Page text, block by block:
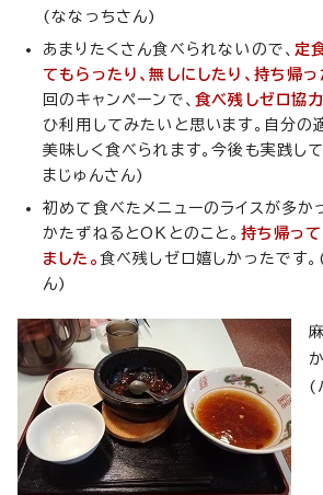
(ななっちさん)
あまりたくさん食べられないので、 定
てもらったり、無しにしたり、持ち帰っ
回のキャンペーンで、 食べ残しゼロ協
ひ利用してみたいと思います。自分の
美味しく食べられます。今後も実践し
まじゅんさん)
初めて食べたメニューのライスが多か
かたずねるとOKとのこと。 持ち帰っ
ました。 食べ残しゼロ嬉しかったです
ん)
(